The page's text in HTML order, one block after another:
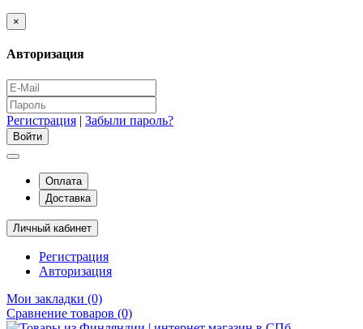
×
Авторизация
Регистрация | Забыли пароль?
Оплата
Доставка
Личный кабинет
Регистрация
Авторизация
Мои закладки (0)
Сравнение товаров (0)